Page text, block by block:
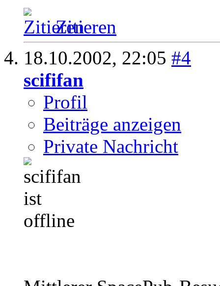
Zitieren
18.10.2002, 22:05 #4
scififan
Profil
Beiträge anzeigen
Private Nachricht